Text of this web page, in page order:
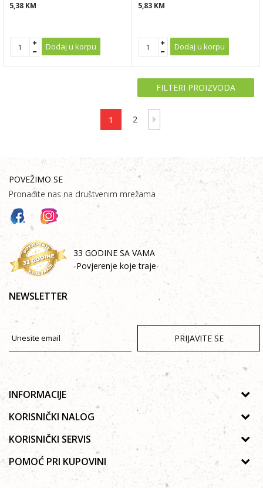
5,38 KM
Dodaj u korpu
5,83 KM
Dodaj u korpu
FILTERI PROIZVODA
1 2
POVEŽIMO SE
Pronađite nas na društvenim mrežama
33 GODINE SA VAMA
-Povjerenje koje traje-
NEWSLETTER
PRIJAVITE SE
INFORMACIJE
O nama
Galerija
Saradnja
KORISNIČKI NALOG
Uputstvo za registraciju
Zaboravljena lozinka
Poručivanje
KORISNIČKI SERVIS
Politika privatnosti
Autorska prava
POMOĆ PRI KUPOVINI
Kako kupiti online?